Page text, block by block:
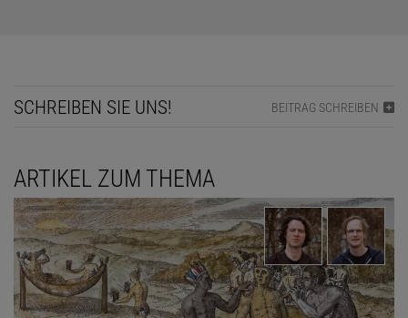
Machtmenschen darstellte, das Bild der Nachwelt von dem
Herrscher.
SCHREIBEN SIE UNS! BEITRAG SCHREIBEN
ARTIKEL ZUM THEMA